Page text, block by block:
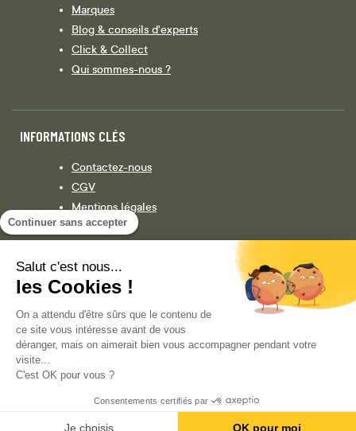
Continuer sans accepter
Salut c'est nous...
les Cookies !
On a attendu d'être sûrs que le contenu de
ce site vous intéresse avant de vous
déranger, mais on aimerait bien vous accompagner pendant votre
visite...
C'est OK pour vous ?
Consentements certifiés par
Je choisis OK pour moi
Marques
Blog & conseils d'experts
Click & Collect
Qui sommes-nous ?
INFORMATIONS CLÉS
Contactez-nous
CGV
Mentions légales
Législation
Facebook Instagram
COPYRIGHT © 2013-AUJOURD'HUI MAGENTO, INC. TOUS DROITS RÉSERVÉS.